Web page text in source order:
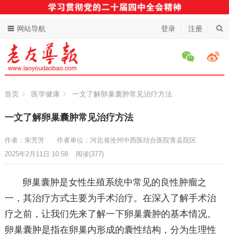
登录 注册
网站导航
首页 医学健康 一文了解卵巢囊肿常见治疗方法
一文了解卵巢囊肿常见治疗方法
作者：朱芳芳
作者单位：河北省沧州中西医结合医院青县院区
2025年2月11日 10:58
阅读(377)
卵巢囊肿是女性生殖系统中常见的良性肿瘤之
一，其治疗方式主要为手术治疗。在深入了解手术治
疗之前，让我们先来了解一下卵巢囊肿的基本情况。
卵巢囊肿是指在卵巢内形成的囊性结构，分为生理性